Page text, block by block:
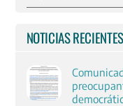
NOTICIAS RECIENTES